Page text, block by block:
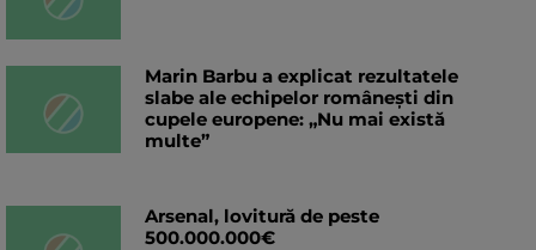
Marin Barbu a explicat rezultatele
slabe ale echipelor românești din
cupele europene: „Nu mai există
multe”
Arsenal, lovitură de peste
500.000.000€